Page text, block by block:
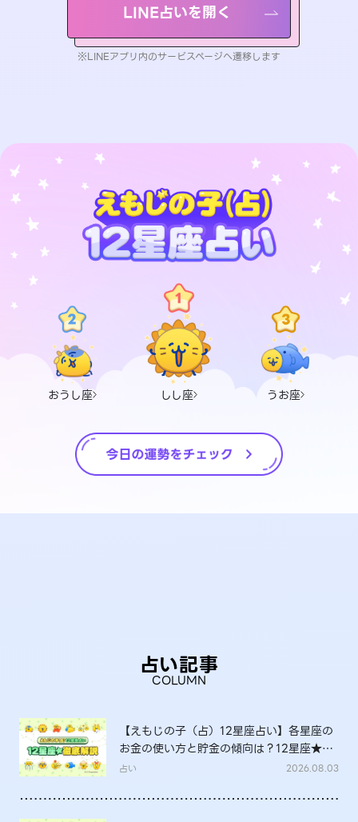
LINE占いを開く
※LINEアプリ内のサービスページへ遷移します
おうし座 しし座 うお座
占い記事
COLUMN
【えもじの子（占）12星座占い】各星座の
お金の使い方と貯金の傾向は？12星座★徹
底解説
占い 2026.08.03